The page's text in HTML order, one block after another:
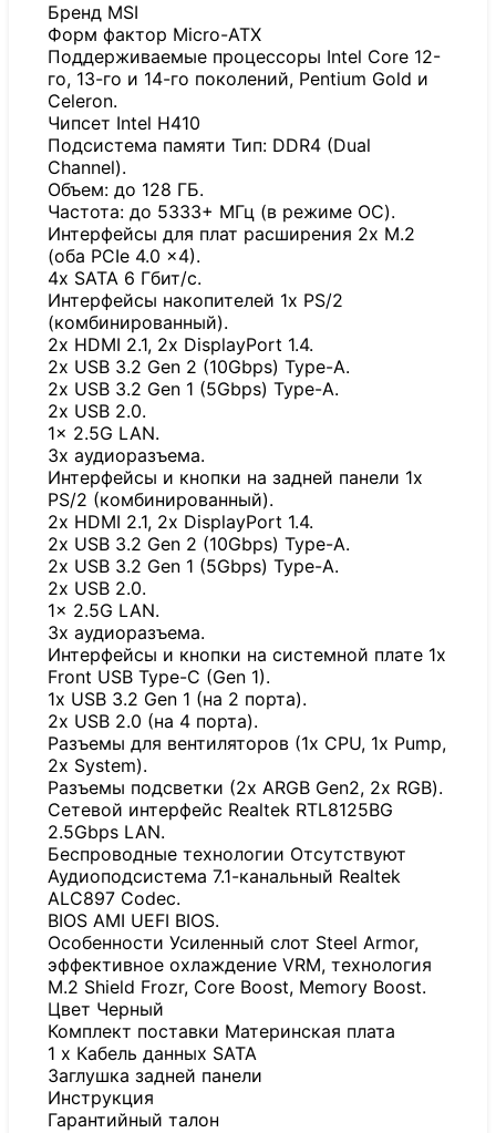
Бренд MSI
Форм фактор Micro-ATX
Поддерживаемые процессоры Intel Core 12-
го, 13-го и 14-го поколений, Pentium Gold и
Celeron.
Чипсет Intel H410
Подсистема памяти Тип: DDR4 (Dual
Channel).
Объем: до 128 ГБ.
Частота: до 5333+ МГц (в режиме OC).
Интерфейсы для плат расширения 2x M.2
(оба PCIe 4.0 x4).
4x SATA 6 Гбит/с.
Интерфейсы накопителей 1x PS/2
(комбинированный).
2x HDMI 2.1, 2x DisplayPort 1.4.
2x USB 3.2 Gen 2 (10Gbps) Type-A.
2x USB 3.2 Gen 1 (5Gbps) Type-A.
2x USB 2.0.
1x 2.5G LAN.
3x аудиоразъема.
Интерфейсы и кнопки на задней панели 1x
PS/2 (комбинированный).
2x HDMI 2.1, 2x DisplayPort 1.4.
2x USB 3.2 Gen 2 (10Gbps) Type-A.
2x USB 3.2 Gen 1 (5Gbps) Type-A.
2x USB 2.0.
1x 2.5G LAN.
3x аудиоразъема.
Интерфейсы и кнопки на системной плате 1x
Front USB Type-C (Gen 1).
1x USB 3.2 Gen 1 (на 2 порта).
2x USB 2.0 (на 4 порта).
Разъемы для вентиляторов (1x CPU, 1x Pump,
2x System).
Разъемы подсветки (2x ARGB Gen2, 2x RGB).
Сетевой интерфейс Realtek RTL8125BG
2.5Gbps LAN.
Беспроводные технологии Отсутствуют
Аудиоподсистема 7.1-канальный Realtek
ALC897 Codec.
BIOS AMI UEFI BIOS.
Особенности Усиленный слот Steel Armor,
эффективное охлаждение VRM, технология
M.2 Shield Frozr, Core Boost, Memory Boost.
Цвет Черный
Комплект поставки Материнская плата
1 x Кабель данных SATA
Заглушка задней панели
Инструкция
Гарантийный талон